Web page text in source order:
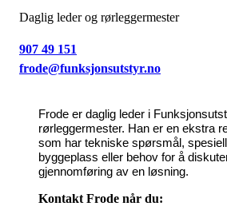
Daglig leder og rørleggermester
907 49 151
frode@funksjonsutstyr.no
Frode er daglig leder i
rørleggermester. Han er en ekstra
som har tekniske spørsmål,
byggeplass eller behov for å
gjennomføring av en løsning.
Kontakt Frode når du: